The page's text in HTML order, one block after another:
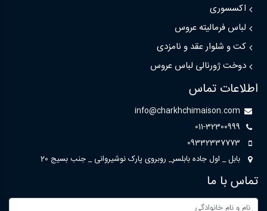
اکسسوری
لباس فرمالیته عروس
کت و شلوار عقد و نامزدی
دوخت ژورنالی لباس عروس
اطلاعات تماس
info@charkhchimaison.com
011-32300999
09332337773
بابل _ اول جاده بابلسر_ روبروی پارک نوشیروانی _ جنب بسیج 20
تماس با ما